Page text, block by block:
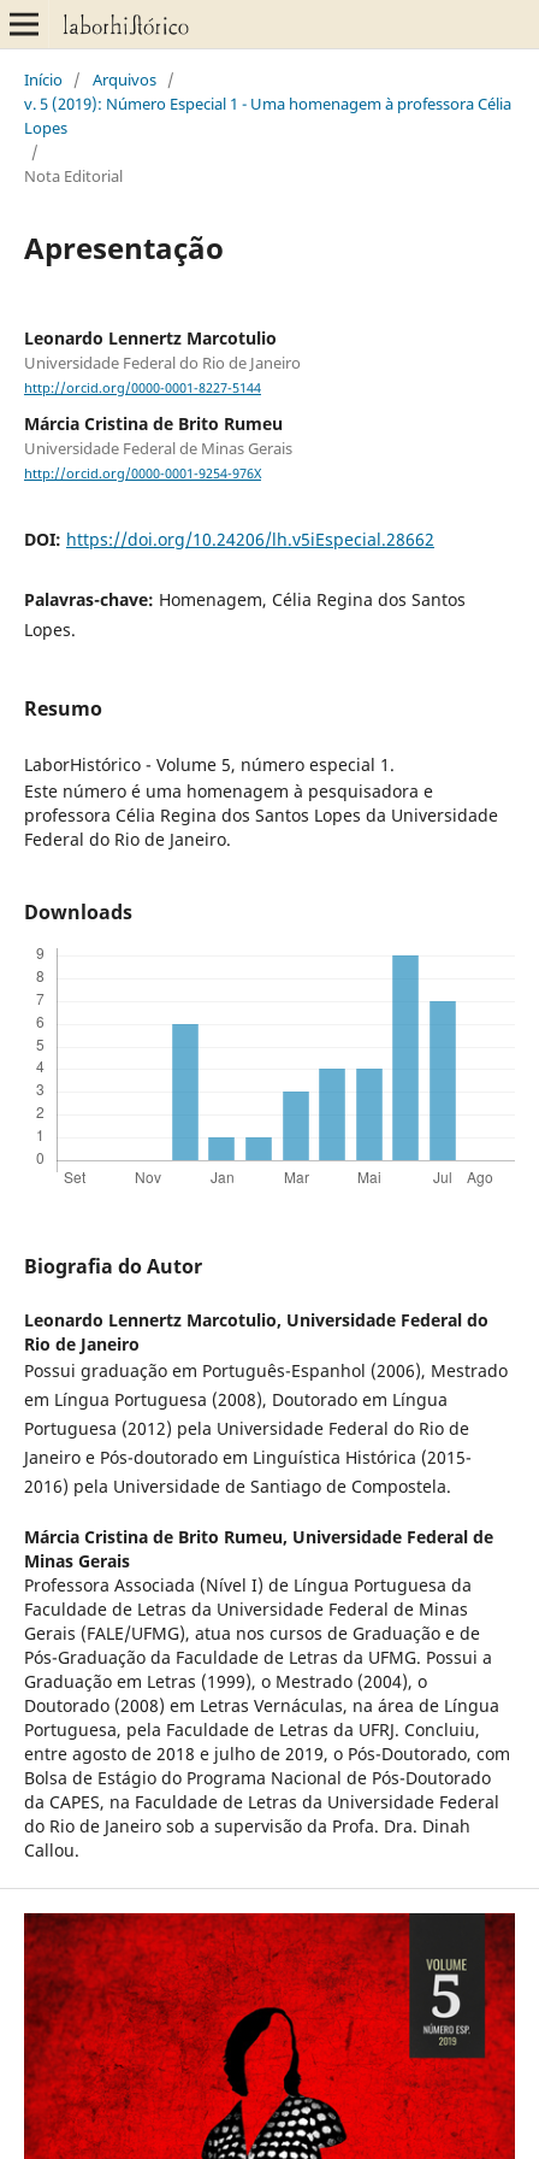
Início / Arquivos /
v. 5 (2019): Número Especial 1 - Uma homenagem à professora Célia
Lopes
/
Nota Editorial
Apresentação
Leonardo Lennertz Marcotulio
Universidade Federal do Rio de Janeiro
http://orcid.org/0000-0001-8227-5144
Márcia Cristina de Brito Rumeu
Universidade Federal de Minas Gerais
http://orcid.org/0000-0001-9254-976X
DOI: https://doi.org/10.24206/lh.v5iEspecial.28662
Palavras-chave: Homenagem, Célia Regina dos Santos
Lopes.
Resumo
LaborHistórico - Volume 5, número especial 1.
Este número é uma homenagem à pesquisadora e
professora Célia Regina dos Santos Lopes da Universidade
Federal do Rio de Janeiro.
Downloads
Biografia do Autor
Leonardo Lennertz Marcotulio, Universidade Federal do
Rio de Janeiro
Possui graduação em Português-Espanhol (2006), Mestrado
em Língua Portuguesa (2008), Doutorado em Língua
Portuguesa (2012) pela Universidade Federal do Rio de
Janeiro e Pós-doutorado em Linguística Histórica (2015-
2016) pela Universidade de Santiago de Compostela.
Márcia Cristina de Brito Rumeu, Universidade Federal de
Minas Gerais
Professora Associada (Nível I) de Língua Portuguesa da
Faculdade de Letras da Universidade Federal de Minas
Gerais (FALE/UFMG), atua nos cursos de Graduação e de
Pós-Graduação da Faculdade de Letras da UFMG. Possui a
Graduação em Letras (1999), o Mestrado (2004), o
Doutorado (2008) em Letras Vernáculas, na área de Língua
Portuguesa, pela Faculdade de Letras da UFRJ. Concluiu,
entre agosto de 2018 e julho de 2019, o Pós-Doutorado, com
Bolsa de Estágio do Programa Nacional de Pós-Doutorado
da CAPES, na Faculdade de Letras da Universidade Federal
do Rio de Janeiro sob a supervisão da Profa. Dra. Dinah
Callou.